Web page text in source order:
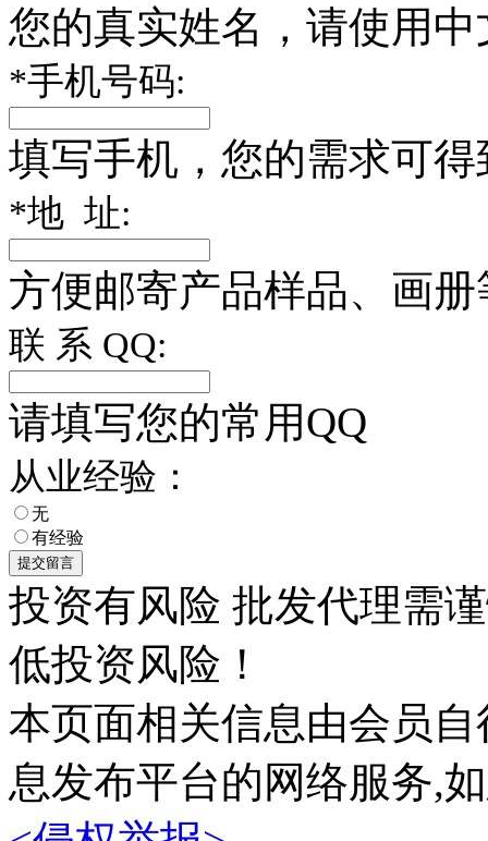
您的真实姓名，请使用中
*手机号码:
填写手机，您的需求可
*地 址:
方便邮寄产品样品、画
联 系 QQ:
请填写您的常用QQ
从业经验：
无
有经验
投资有风险 批发代理需
低投资风险！
本页面相关信息由会员
息发布平台的网络服务,